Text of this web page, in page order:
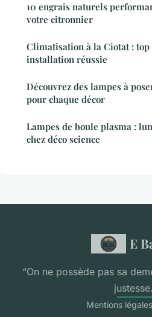
10 engrais naturels
votre citronnier
Climatisation à la Ciotat : top
installation réussie
Découvrez des lampes à
pour chaque décor
Lampes de boule plasma :
chez déco science
E
“On ne possède pas sa
Mentions légales